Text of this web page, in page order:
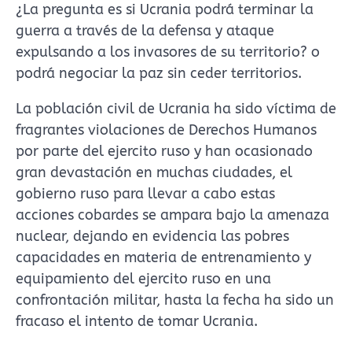
¿La pregunta es si Ucrania podrá terminar la
guerra a través de la defensa y ataque
expulsando a los invasores de su territorio? o
podrá negociar la paz sin ceder territorios.
La población civil de Ucrania ha sido víctima de
fragrantes violaciones de Derechos Humanos
por parte del ejercito ruso y han ocasionado
gran devastación en muchas ciudades, el
gobierno ruso para llevar a cabo estas
acciones cobardes se ampara bajo la amenaza
nuclear, dejando en evidencia las pobres
capacidades en materia de entrenamiento y
equipamiento del ejercito ruso en una
confrontación militar, hasta la fecha ha sido un
fracaso el intento de tomar Ucrania.